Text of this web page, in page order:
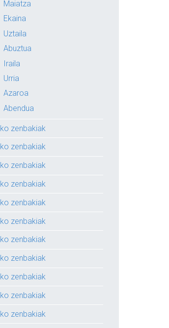
Maiatza
Ekaina
Uztaila
Abuztua
Iraila
Urria
Azaroa
Abendua
zenbakiak
zenbakiak
zenbakiak
zenbakiak
zenbakiak
zenbakiak
zenbakiak
zenbakiak
zenbakiak
zenbakiak
zenbakiak